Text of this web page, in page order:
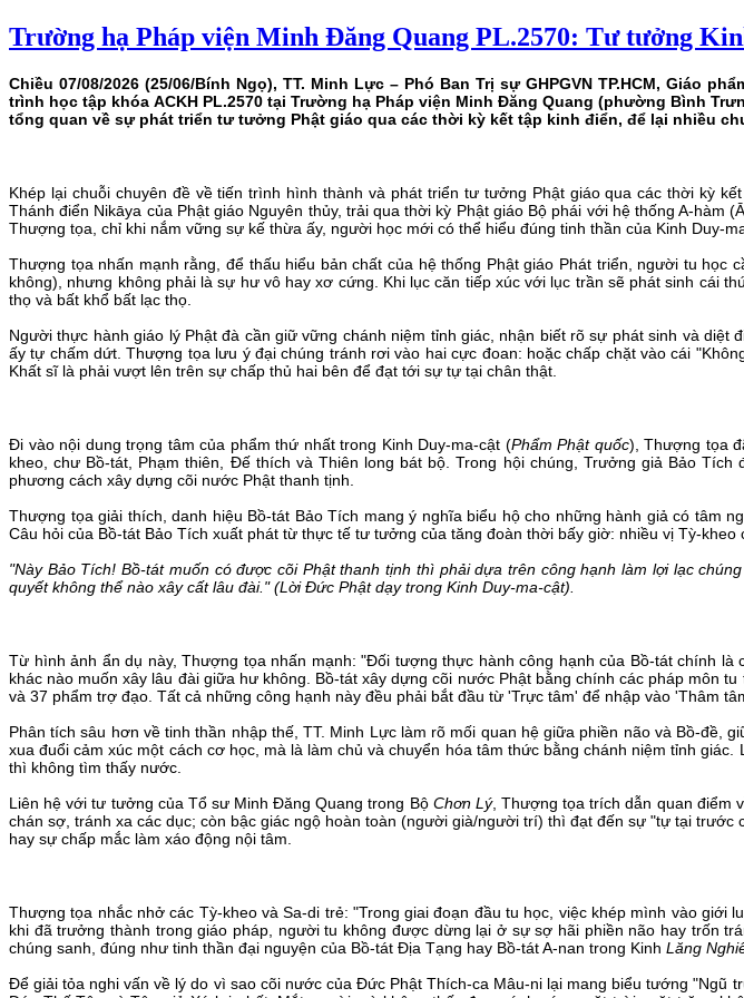
Trường hạ Pháp viện Minh Đăng Quang PL.2570: Tư tưởng
Chiều 07/08/2026 (25/06/Bính Ngọ), TT. Minh Lực – Phó Ban Trị sự GHPGVN TP.HCM, Giáo
trình học tập khóaACKH PL.2570 tại Trường hạ Pháp viện Minh Đăng Quang (phường Bình
tổng quan về sự phát triển tư tưởng Phật giáo qua các thời kỳ kết tập kinh điển, để lại nhiều
Khép lại chuỗi chuyên đề về tiến trình hình thành và phát triển tư tưởng Phật giáo qua các thời kỳ
Thánh điển Nikāya của Phật giáo Nguyên thủy, trải qua thời kỳ Phật giáo Bộ phái với hệ thống A-
Thượng tọa, chỉ khi nắm vững sự kế thừa ấy, người học mới có thể hiểu đúng tinh thần của Kinh Duy-
Thượng tọa nhấn mạnh rằng, để thấu hiểu bản chất của hệ thống Phật giáo Phát triển, người tu học
không), nhưng không phải là sự hư vô hay xơ cứng. Khi lục căn tiếp xúc với lục trần sẽ phát sinh cái
thọ và bất khổ bất lạc thọ.
Người thực hành giáo lý Phật đà cần giữ vững chánh niệm tỉnh giác, nhận biết rõ sự phát sinh và
ấy tự chấm dứt. Thượng tọa lưu ý đại chúng tránh rơi vào hai cực đoan: hoặc chấp chặt vào cái
Khất sĩ là phải vượt lên trên sự chấp thủ hai bên để đạt tới sự tự tại chân thật.
Đi vào nội dung trọng tâm của phẩm thứ nhất trong Kinh Duy-ma-cật (Phẩm Phật quốc), Thượng tọa
kheo, chư Bồ-tát, Phạm thiên, Đế thích và Thiên long bát bộ. Trong hội chúng, Trưởng giả Bảo
phương cách xây dựng cõi nước Phật thanh tịnh.
Thượng tọa giải thích, danh hiệu Bồ-tát Bảo Tích mang ý nghĩa biểu hộ cho những hành giả có tâm
Câu hỏi của Bồ-tát Bảo Tích xuất phát từ thực tế tư tưởng của tăng đoàn thời bấy giờ: nhiều vị Tỳ-
"Này Bảo Tích! Bồ-tát muốn có được cõi Phật thanh tịnh thì phải dựa trên công hạnh làm lợi lạc
quyết không thể nào xây cất lâu đài." (Lời Đức Phật dạy trong Kinh Duy-ma-cật).
Từ hình ảnh ẩn dụ này, Thượng tọa nhấn mạnh: "Đối tượng thực hành công hạnh của Bồ-tát chính
khác nào muốn xây lâu đài giữa hư không. Bồ-tát xây dựng cõi nước Phật bằng chính các pháp môn
và 37 phẩm trợ đạo. Tất cả những công hạnh này đều phải bắt đầu từ 'Trực tâm' để nhập vào 'Thâm
Phân tích sâu hơn về tinh thần nhập thế, TT. Minh Lực làm rõ mối quan hệ giữa phiền não và Bồ-
xua đuổi cảm xúc một cách cơ học, mà là làm chủ và chuyển hóa tâm thức bằng chánh niệm tỉnh
thì không tìm thấy nước.
Liên hệ với tư tưởng của Tổ sư Minh Đăng Quang trong Bộ Chơn Lý, Thượng tọa trích dẫn quan điểm
chán sợ, tránh xa các dục; còn bậc giác ngộ hoàn toàn (người già/người trí) thì đạt đến sự "tự tại
hay sự chấp mắc làm xáo động nội tâm.
Thượng tọa nhắc nhở các Tỳ-kheo và Sa-di trẻ: "Trong giai đoạn đầu tu học, việc khép mình vào
khi đã trưởng thành trong giáo pháp, người tu không được dừng lại ở sự sợ hãi phiền não hay trốn
chúng sanh, đúng như tinh thần đại nguyện của Bồ-tát Địa Tạng hay Bồ-tát A-nan trong Kinh Lăng
Để giải tỏa nghi vấn về lý do vì sao cõi nước của Đức Phật Thích-ca Mâu-ni lại mang biểu tướng